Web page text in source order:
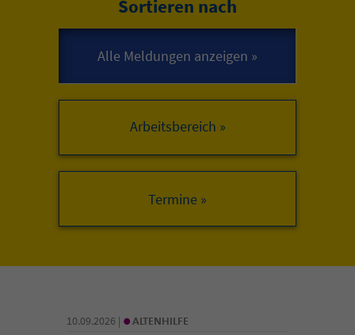
Sortieren nach
Arbeitsbereich »
10.09.2026 | • ALTENHILFE